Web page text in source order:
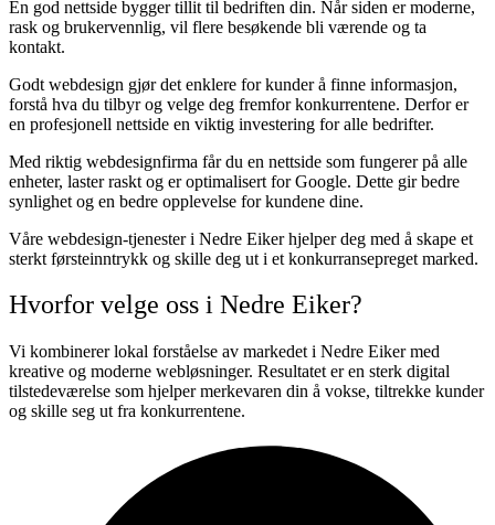
En god nettside bygger tillit til bedriften din. Når siden er moderne,
rask og brukervennlig, vil flere besøkende bli værende og ta
kontakt.
Godt webdesign gjør det enklere for kunder å finne informasjon,
forstå hva du tilbyr og velge deg fremfor konkurrentene. Derfor er
en profesjonell nettside en viktig investering for alle bedrifter.
Med riktig webdesignfirma får du en nettside som fungerer på alle
enheter, laster raskt og er optimalisert for Google. Dette gir bedre
synlighet og en bedre opplevelse for kundene dine.
Våre webdesign-tjenester i Nedre Eiker hjelper deg med å skape et
sterkt førsteinntrykk og skille deg ut i et konkurransepreget marked.
Hvorfor velge oss i Nedre Eiker?
Vi kombinerer lokal forståelse av markedet i Nedre Eiker med
kreative og moderne webløsninger. Resultatet er en sterk digital
tilstedeværelse som hjelper merkevaren din å vokse, tiltrekke kunder
og skille seg ut fra konkurrentene.